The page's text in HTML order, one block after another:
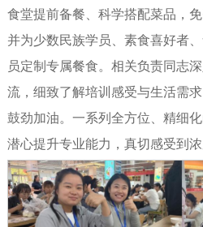
食堂提前备餐、科学搭配菜品，
并为少数民族学员、素食喜好者
员定制专属餐食。相关负责同志
流，细致了解培训感受与生活需
鼓劲加油。一系列全方位、精细
潜心提升专业能力，真切感受到浓